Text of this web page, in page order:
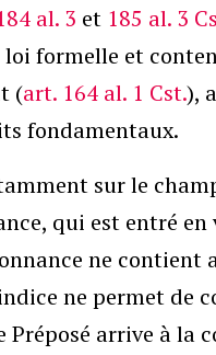
al. 3 et 185 al. 3
formelle et
(art. 164 al. 1 Cst.),
fondamentaux.
sur le
qui est entré
ne contient
ne permet de
arrive à la